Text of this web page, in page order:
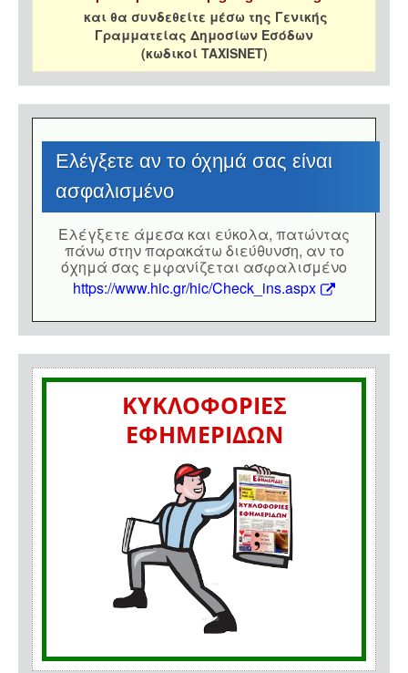
και θα συνδεθείτε μέσω της Γενικής
Γραμματείας Δημοσίων Εσόδων
(κωδικοί TAXISNET)
Eλέγξετε αν το όχημά σας είναι
ασφαλισμένο
Eλέγξετε άμεσα και εύκολα, πατώντας
πάνω στην παρακάτω διεύθυνση, αν το
όχημά σας εμφανίζεται ασφαλισμένο
https://www.hic.gr/hic/Check_ins.aspx
ΚΥΚΛΟΦΟΡΙΕΣ
ΕΦΗΜΕΡΙΔΩΝ